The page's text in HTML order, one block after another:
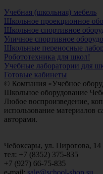
Учебная (школьная) мебель
Школьное проекционное
Школьное спортивное
Уличное спортивное
Школьные переносные
Робототехника для школ!
Учебные лаборатории для
Готовые кабинеты
© Компания «Учебное
Школьное оборудование
Любое воспроизведение,
использование материалов
авторами.
Чебоксары, ул. Пирогова, 14
тел: +7 (8352) 375-835
+7 (927) 66-75-835
e-mail: sale@school-shop.su